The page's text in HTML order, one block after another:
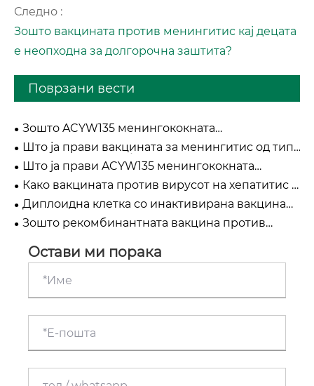
Следно :
Зошто вакцината против менингитис кај децата
е неопходна за долгорочна заштита?
Поврзани вести
Зошто ACYW135 менингококната
полисахаридна вакцина е неопходна за
глобалните кампањи за превенција од
менингитис?
Што ја прави вакцината за менингитис од тип
А неопходна за глобалната здравствена
заштита?
Што ја прави ACYW135 менингококната
полисахаридна вакцина ефикасна против
повеќе серогрупи?
Како вакцината против вирусот на хепатитис А
поддржува ефикасна заштита од инфекција со
хепатитис А?
Диплоидна клетка со инактивирана вакцина
против хепатитис А: Што ја прави сигурен
избор за современи програми за имунизација?
Зошто рекомбинантната вакцина против
стандард за глобална превенција од хепатитис
Б и примарна заштита од рак на црниот дроб?
Остави ми порака